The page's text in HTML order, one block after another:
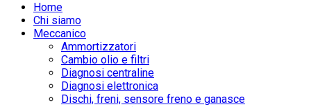
Home
Chi siamo
Meccanico
Ammortizzatori
Cambio olio e filtri
Diagnosi centraline
Diagnosi elettronica
Dischi, freni, sensore freno e ganasce